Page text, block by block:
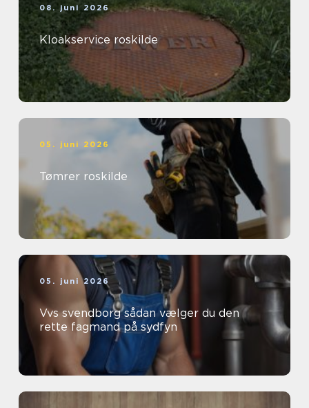
08. juni 2026
Kloakservice roskilde
05. juni 2026
Tømrer roskilde
05. juni 2026
Vvs svendborg sådan vælger du den
rette fagmand på sydfyn